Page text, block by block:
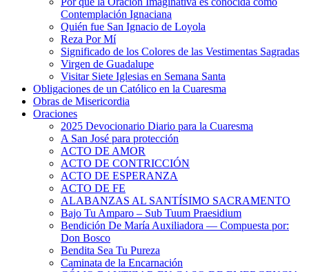
Contemplación Ignaciana
Quién fue San Ignacio de Loyola
Reza Por Mí
Significado de los Colores de las Vestimentas Sagradas
Virgen de Guadalupe
Visitar Siete Iglesias en Semana Santa
Obligaciones de un Católico en la Cuaresma
Obras de Misericordia
Oraciones
2025 Devocionario Diario para la Cuaresma
A San José para protección
ACTO DE AMOR
ACTO DE CONTRICCIÓN
ACTO DE ESPERANZA
ACTO DE FE
ALABANZAS AL SANTÍSIMO SACRAMENTO
Bajo Tu Amparo – Sub Tuum Praesidium
Bendición De María Auxiliadora — Compuesta por:
Don Bosco
Bendita Sea Tu Pureza
Caminata de la Encarnación